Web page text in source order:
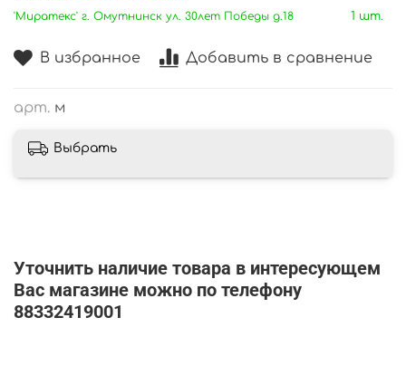
В избранное Добавить в сравнение
арт. м
'Миратекс' г. Омутнинск ул. 30лет Победы д.18 1 шт.
Выбрать
Уточнить наличие товара в интересующем
Вас магазине можно по телефону
88332419001